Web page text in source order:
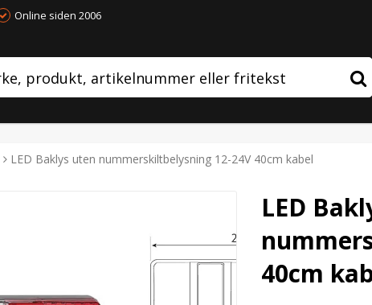
Online siden 2006
LED Baklys uten nummerskiltbelysning 12-24V 40cm kabel
LED
40cm